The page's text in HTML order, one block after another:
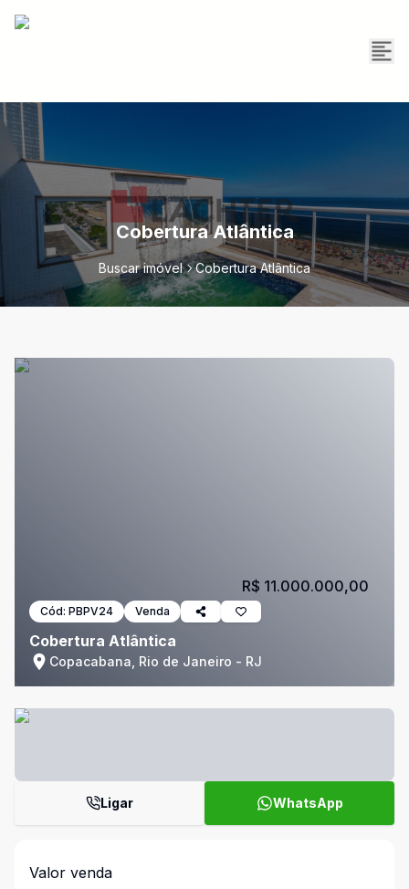
Cobertura Atlântica
Buscar imóvel Cobertura Atlântica
Cód: PBPV24 Venda
Cobertura Atlântica
Copacabana, Rio de Janeiro - RJ
R$ 11.000.000,00
Ligar WhatsApp
Valor venda